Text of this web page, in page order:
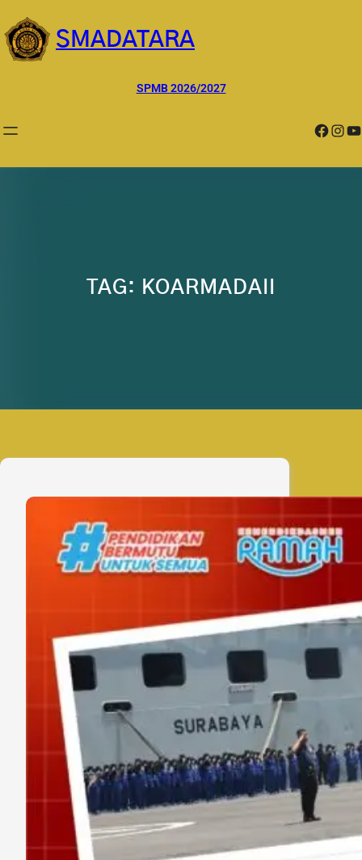
ke
konten
SMADATARA
SPMB 2026/2027
Facebook InstagramYouTube
TAG: KOARMADAII